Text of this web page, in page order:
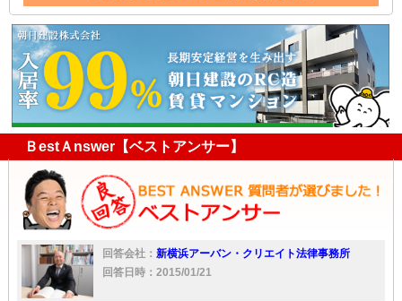
保証人 償却 敷金精算 精算 借主 敷金
ＢestＡnswer【ベストアンサー】
回答会社： 新横浜アーバン・クリエイト法律事務所
回答日時：2015/01/21